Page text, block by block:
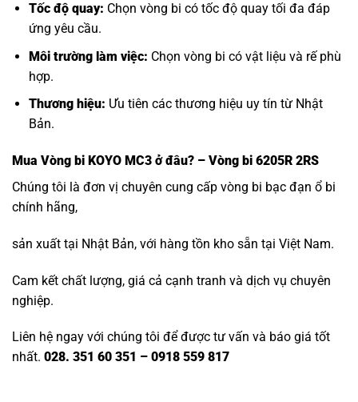
Tốc độ quay: Chọn vòng bi có tốc độ quay tối đa đáp
ứng yêu cầu.
Môi trường làm việc: Chọn vòng bi có vật liệu và rế phù
hợp.
Thương hiệu: Ưu tiên các thương hiệu uy tín từ Nhật
Bản.
Mua Vòng bi KOYO MC3 ở đâu? – Vòng bi 6205R 2RS
Chúng tôi là đơn vị chuyên cung cấp vòng bi bạc đạn ổ bi
chính hãng,
sản xuất tại Nhật Bản, với hàng tồn kho sẵn tại Việt Nam.
Cam kết chất lượng, giá cả cạnh tranh và dịch vụ chuyên
nghiệp.
Liên hệ ngay với chúng tôi để được tư vấn và báo giá tốt
nhất. 028. 351 60 351 – 0918 559 817